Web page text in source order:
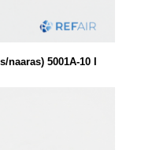
naaras) 5001A-10 I